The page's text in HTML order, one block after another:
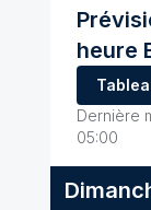
heure
Dernière
05:00